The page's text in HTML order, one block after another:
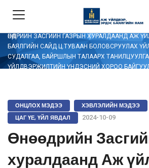
ОНЦЛОХ МЭДЭЭ/
ӨНӨӨДРИЙН ЗАСГИЙН ГАЗРЫН ХУРАЛДААНД АЖ
БАЯЛГИЙН САЙД Ц.ТУВААН БОЛОВСРУУЛАХ
СУДАЛГАА, БАЙРШЛЫН ТАЛААРХ
ҮЙЛДВЭРЖИЛТИЙН ҮНДЭСНИЙ ХОРОО
ОНЦЛОХ МЭДЭЭ
ХЭВЛЭЛИЙН МЭДЭЭ
ЦАГ ҮЕ, ҮЙЛ ЯВДАЛ
2024-10-09
Өнөөдрийн
хуралдаанд Аж